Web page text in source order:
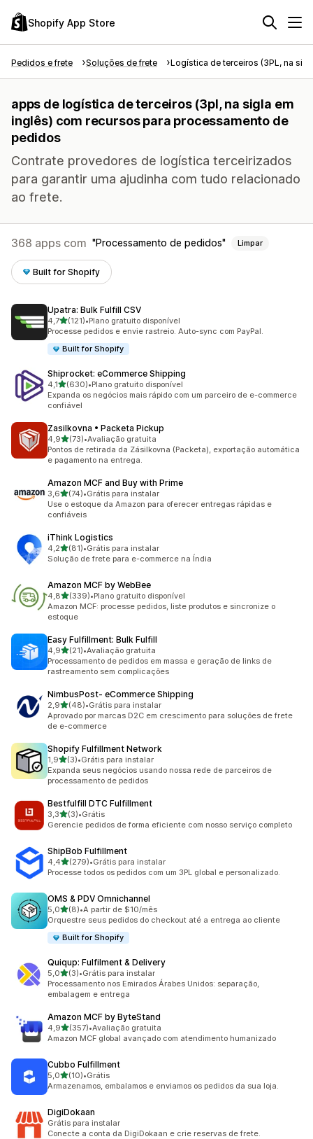
Shopify App Store
Pedidos e frete Soluções de frete Logística de terceiros (3PL, na
apps de logística de terceiros (3pl, na sigla em
inglês) com recursos para processamento de
pedidos
Contrate provedores de logística terceirizados
para garantir uma ajudinha com tudo relacionado
ao frete.
368 apps com Processamento de pedidos Limpar
Built for Shopify
Upatra: Bulk Fulfill CSV
4,7de 5 estrelas
(121)
121 avaliações ao todo
•Plano gratuito disponível
Processe pedidos e envie rastreio. Auto-sync com PayPal.
Built for Shopify
Shiprocket: eCommerce Shipping
4,1de 5 estrelas
(630)
630 avaliações ao todo
•Plano gratuito disponível
Expanda os negócios mais rápido com um parceiro de e-commerce
confiável
Zasilkovna • Packeta Pickup
4,9de 5 estrelas
(73)
73 avaliações ao todo
•Avaliação gratuita
Pontos de retirada da Zásilkovna (Packeta), exportação automática
e pagamento na entrega.
Amazon MCF and Buy with Prime
3,6de 5 estrelas
(74)
74 avaliações ao todo
•Grátis para instalar
Use o estoque da Amazon para oferecer entregas rápidas e
confiáveis
iThink Logistics
4,2de 5 estrelas
(81)
81 avaliações ao todo
•Grátis para instalar
Solução de frete para e-commerce na Índia
Amazon MCF by WebBee
4,8de 5 estrelas
(339)
339 avaliações ao todo
•Plano gratuito disponível
Amazon MCF: processe pedidos, liste produtos e sincronize o
estoque
Easy Fulfillment: Bulk Fulfill
4,9de 5 estrelas
(21)
21 avaliações ao todo
•Avaliação gratuita
Processamento de pedidos em massa e geração de links de
rastreamento sem complicações
NimbusPost‑ eCommerce Shipping
2,9de 5 estrelas
(48)
48 avaliações ao todo
•Grátis para instalar
Aprovado por marcas D2C em crescimento para soluções de frete
de e-commerce
Shopify Fulfillment Network
1,9de 5 estrelas
(3)
3 avaliações ao todo
•Grátis para instalar
Expanda seus negócios usando nossa rede de parceiros de
processamento de pedidos
Bestfulfill DTC Fulfillment
3,3de 5 estrelas
(3)
3 avaliações ao todo
•Grátis
Gerencie pedidos de forma eficiente com nosso serviço completo
ShipBob Fulfillment
4,4de 5 estrelas
(279)
279 avaliações ao todo
•Grátis para instalar
Processe todos os pedidos com um 3PL global e personalizado.
OMS & PDV Omnichannel
5,0de 5 estrelas
(8)
8 avaliações ao todo
•A partir de $10/mês
Orquestre seus pedidos do checkout até a entrega ao cliente
Built for Shopify
Quiqup: Fulfilment & Delivery
5,0de 5 estrelas
(3)
3 avaliações ao todo
•Grátis para instalar
Processamento nos Emirados Árabes Unidos: separação,
embalagem e entrega
Amazon MCF by ByteStand
4,9de 5 estrelas
(357)
357 avaliações ao todo
•Avaliação gratuita
Amazon MCF global avançado com atendimento humanizado
Cubbo Fulfillment
5,0de 5 estrelas
(10)
10 avaliações ao todo
•Grátis
Armazenamos, embalamos e enviamos os pedidos da sua loja.
DigiDokaan
Grátis para instalar
Conecte a conta da DigiDokaan e crie reservas de frete.